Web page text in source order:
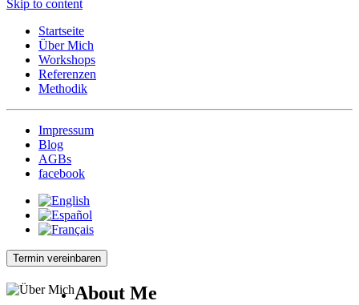
Skip to content
Startseite
Über Mich
Workshops
Referenzen
Methodik
Impressum
Blog
AGBs
facebook
Termin vereinbaren
About Me